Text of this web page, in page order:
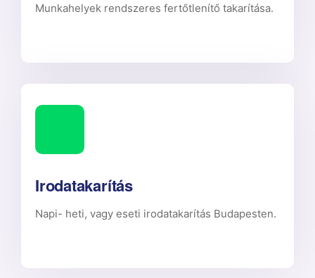
Munkahelyek rendszeres fertőtlenítő takarítása.
Irodatakarítás
Napi- heti, vagy eseti irodatakarítás Budapesten.